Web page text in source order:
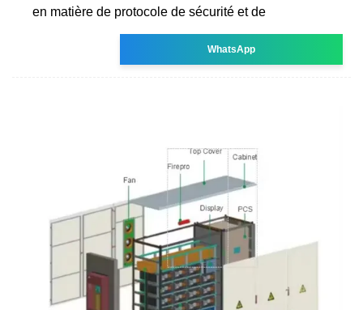
en matière de protocole de sécurité et de
WhatsApp